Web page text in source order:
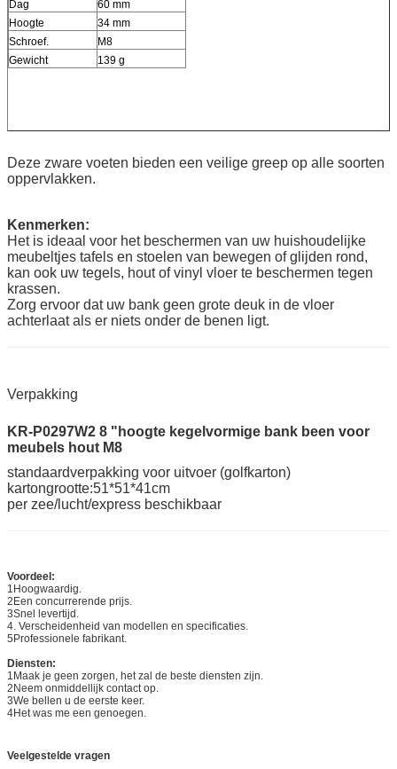
Dag
60 mm
Hoogte
34 mm
Schroef.
M8
Gewicht
139 g
Deze zware voeten bieden een veilige greep op alle soorten
oppervlakken.
Kenmerken:
Het is ideaal voor het beschermen van uw huishoudelijke
meubeltjes tafels en stoelen van bewegen of glijden rond,
kan ook uw tegels, hout of vinyl vloer te beschermen tegen
krassen.
Zorg ervoor dat uw bank geen grote deuk in de vloer
achterlaat als er niets onder de benen ligt.
Verpakking
KR-P0297W2 8 "hoogte kegelvormige bank been voor
meubels hout M8
standaardverpakking voor uitvoer (golfkarton)
kartongrootte:51*51*41cm
per zee/lucht/express beschikbaar
Voordeel:
1Hoogwaardig.
2Een concurrerende prijs.
3Snel levertijd.
4. Verscheidenheid van modellen en specificaties.
5Professionele fabrikant.
Diensten:
1Maak je geen zorgen, het zal de beste diensten zijn.
2Neem onmiddellijk contact op.
3We bellen u de eerste keer.
4Het was me een genoegen.
Veelgestelde vragen